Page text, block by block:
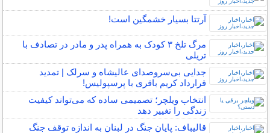
آرتتا بسیار خشمگین است!
مرگ تلخ ۳ کودک به همراه پدر و مادر در تصادف با
تریلی
جدایی بی‌سرو‌صدای عالیشاه و سرلک | تمدید
قرارداد کریم باقری با پرسپولیس!
انتخاب ویلچر؛ تصمیمی ساده که می‌تواند کیفیت
زندگی را تغییر دهد
قالیباف: پایان جنگ در لبنان به اندازه توقف جنگ